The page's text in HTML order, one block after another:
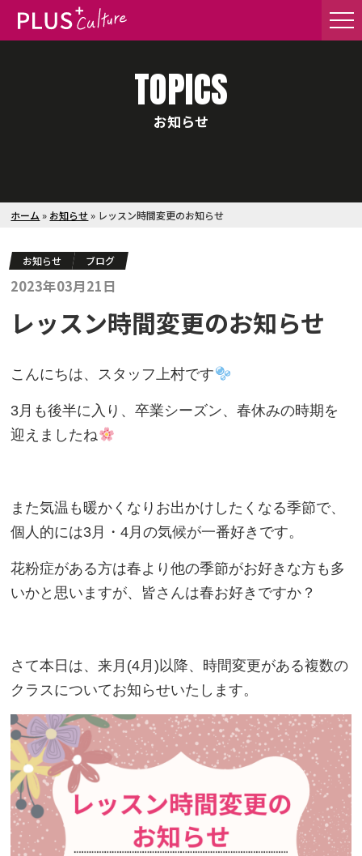
TOPICS
お知らせ
ホーム » お知らせ» レッスン時間変更のお知らせ
お知らせ ブログ
2023年03月21日
レッスン時間変更のお知らせ
こんにちは、スタッフ上村です
3月も後半に入り、卒業シーズン、春休みの時期を
迎えましたね
また気温も暖かくなりお出かけしたくなる季節で、
個人的には3月・4月の気候が一番好きです。
花粉症がある方は春より他の季節がお好きな方も多
いかと思いますが、皆さんは春お好きですか？
さて本日は、来月(4月)以降、時間変更がある複数の
クラスについてお知らせいたします。